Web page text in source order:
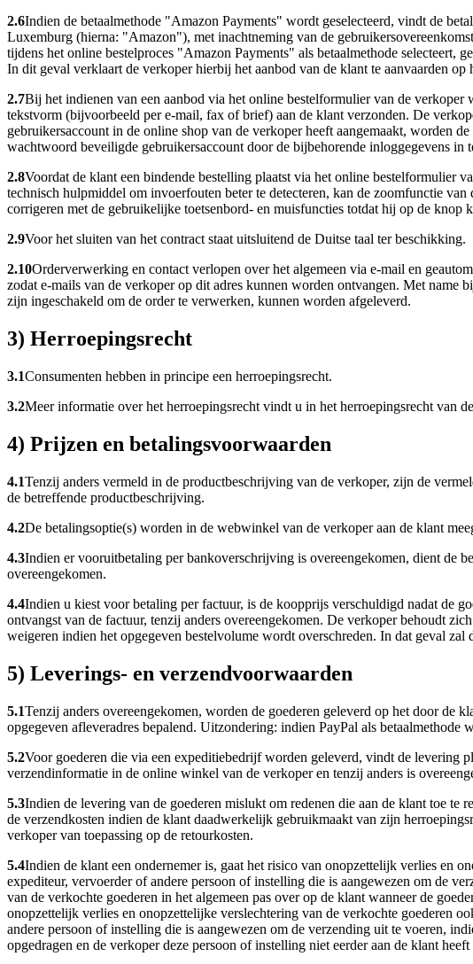
2.6Indien de betaalmethode "Amazon Payments" wordt geselecteerd, vindt de
Luxemburg (hierna: "Amazon"), met inachtneming van de
tijdens het online bestelproces "Amazon Payments" als betaalmethode
In dit geval verklaart de verkoper hierbij het aanbod van de klant te aanvaarden
2.7Bij het indienen van een aanbod via het online bestelformulier van de verkoper
tekstvorm (bijvoorbeeld per e-mail, fax of brief) aan de klant verzonden. De
gebruikersaccount in de online shop van de verkoper heeft aangemaakt, worden
wachtwoord beveiligde gebruikersaccount door de bijbehorende inloggegevens in
2.8Voordat de klant een bindende bestelling plaatst via het online bestelformulier
technisch hulpmiddel om invoerfouten beter te detecteren, kan de zoomfunctie
corrigeren met de gebruikelijke toetsenbord- en muisfuncties totdat hij op de knop
2.9Voor het sluiten van het contract staat uitsluitend de Duitse taal ter beschikking.
2.10Orderverwerking en contact verlopen over het algemeen via e-mail en
zodat e-mails van de verkoper op dit adres kunnen worden ontvangen. Met
zijn ingeschakeld om de order te verwerken, kunnen worden afgeleverd.
3) Herroepingsrecht
3.1Consumenten hebben in principe een herroepingsrecht.
3.2Meer informatie over het herroepingsrecht vindt u in het herroepingsrecht van
4) Prijzen en betalingsvoorwaarden
4.1Tenzij anders vermeld in de productbeschrijving van de verkoper, zijn de
de betreffende productbeschrijving.
4.2De betalingsoptie(s) worden in de webwinkel van de verkoper aan de klant
4.3Indien er vooruitbetaling per bankoverschrijving is overeengekomen, dient de
overeengekomen.
4.4Indien u kiest voor betaling per factuur, is de koopprijs verschuldigd nadat de
ontvangst van de factuur, tenzij anders overeengekomen. De verkoper behoudt
weigeren indien het opgegeven bestelvolume wordt overschreden. In dat geval
5) Leverings- en verzendvoorwaarden
5.1Tenzij anders overeengekomen, worden de goederen geleverd op het door de
opgegeven afleveradres bepalend. Uitzondering: indien PayPal als
5.2Voor goederen die via een expeditiebedrijf worden geleverd, vindt de levering
verzendinformatie in de online winkel van de verkoper en tenzij anders is
5.3Indien de levering van de goederen mislukt om redenen die aan de klant toe
de verzendkosten indien de klant daadwerkelijk gebruikmaakt van zijn
verkoper van toepassing op de retourkosten.
5.4Indien de klant een ondernemer is, gaat het risico van onopzettelijk verlies en
expediteur, vervoerder of andere persoon of instelling die is aangewezen om de
van de verkochte goederen in het algemeen pas over op de klant wanneer de
onopzettelijk verlies en onopzettelijke verslechtering van de verkochte goederen
andere persoon of instelling die is aangewezen om de verzending uit te voeren,
opgedragen en de verkoper deze persoon of instelling niet eerder aan de klant heeft